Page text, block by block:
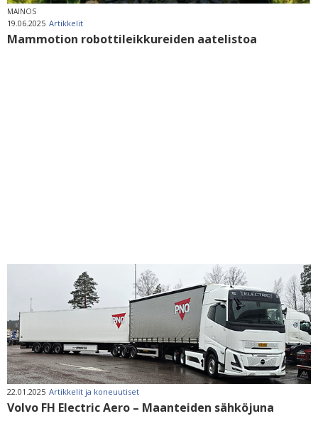
MAINOS
19.06.2025 Artikkelit
Mammotion robottileikkureiden aatelistoa
22.01.2025 Artikkelit ja koneuutiset
Volvo FH Electric Aero – Maanteiden sähköjuna